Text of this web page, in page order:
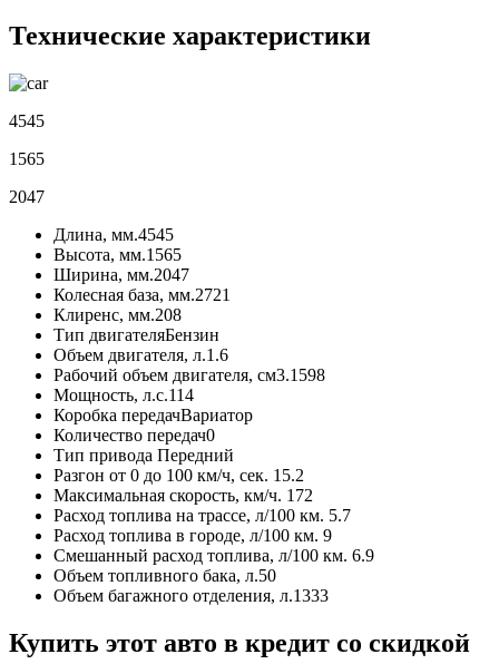
Технические характеристики
4545
1565
2047
Длина, мм.4545
Высота, мм.1565
Ширина, мм.2047
Колесная база, мм.2721
Клиренс, мм.208
Тип двигателяБензин
Объем двигателя, л.1.6
Рабочий объем двигателя, см3.1598
Мощность, л.с.114
Коробка передачВариатор
Количество передач0
Тип привода Передний
Разгон от 0 до 100 км/ч, сек. 15.2
Максимальная скорость, км/ч. 172
Расход топлива на трассе, л/100 км. 5.7
Расход топлива в городе, л/100 км. 9
Смешанный расход топлива, л/100 км. 6.9
Объем топливного бака, л.50
Объем багажного отделения, л.1333
Купить этот авто в кредит со скидкой